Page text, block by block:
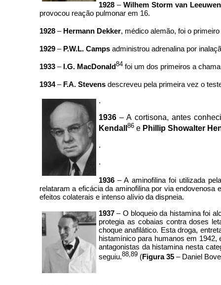
1928 – Wilhem Storm van Leeuwen
provocou reação pulmonar em 16.
1928 – Hermann Dekker, médico alemão, foi o
1929 – P.W.L. Camps administrou adrenalina por
1933 – I.G. MacDonald84 foi um dos primeiros a
1934– F.A. Stevens descreveu pela primeira vez o
.
1936 – A cortisona, antes
Kendall 86 e Phillip Showalter
.
.
1936– A aminofilina foi utilizada
relataram a eficácia da aminofilina por via
efeitos colaterais e intenso alívio da dispneia.
1937 – O bloqueio da histamina foi
protegia as cobaias contra doses
choque anafilático. Esta droga,
histamínico para humanos em
antagonistas da histamina nesta
seguiu.88,89 (Figura 35 – Daniel